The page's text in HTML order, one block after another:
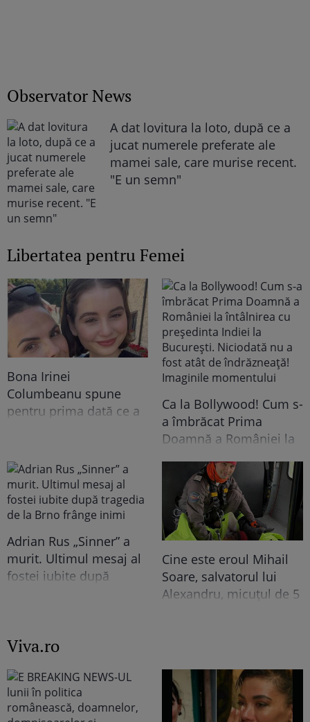
Observator News
A dat lovitura la loto, după ce a
jucat numerele preferate ale
mamei sale, care murise recent.
"E un semn"
Libertatea pentru Femei
Bona Irinei
Columbeanu spune
pentru prima dată ce a
niciodată la TV: ”Eu am
cunoscut o altă latură a
relației lor. În casă era o
atmosferă..."
Ca la Bollywood! Cum s-
a îmbrăcat Prima
Doamnă a României la
Indiei la București.
Niciodată nu a fost atât
de îndrăzneață!
Imaginile momentului
Adrian Rus „Sinner” a
murit. Ultimul mesaj al
fostei iubite după
Cine este eroul Mihail
Soare, salvatorul lui
Alexandru, micuțul de 5
Viva.ro